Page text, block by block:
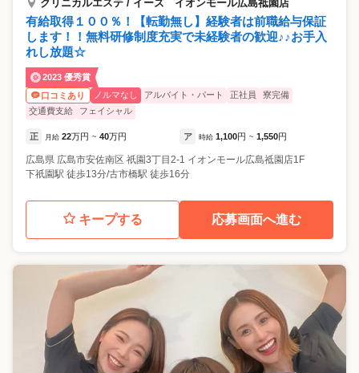
クリニカルエステ / イーズ イオンモール広島祗園店
有給取得１００％！【転勤無し】経験者は前職給与保証
します！！無料研修制度充実で未経験者の歓迎♪♪お手入
れし放題☆
2023 優秀賞
口コミあり
ノルマなし アルバイト・パート 正社員
寮完備
交通費支給
フェイシャル
正 月給 22万円 ~ 40万円 ア 時給 1,100円 ~ 1,550円
広島県 広島市安佐南区 祇園3丁目2-1 イオンモール広島祗園店1F
下祇園駅 徒歩13分/古市橋駅 徒歩16分
キープする 応募画面へ進む